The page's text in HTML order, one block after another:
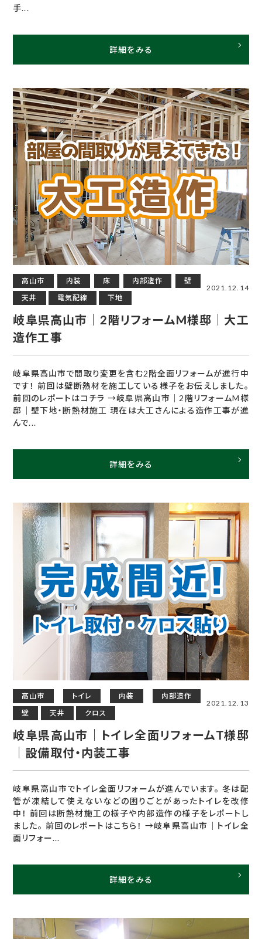
手...
詳細をみる
高山市 内装 床 内部造作
壁
天井
電気配線 下地
2021.12.14
岐阜県高山市｜2階リフォームM様邸｜大工
造作工事
岐阜県高山市で間取り変更を含む2階全面リフォームが進行中
です！ 前回は壁断熱材を施工している様子をお伝えしました。
前回のレポートはコチラ →岐阜県高山市｜2階リフォームM様
邸｜壁下地・断熱材施工 現在は大工さんによる造作工事が進
んで...
詳細をみる
高山市 トイレ 内装
内部造作
壁
天井 クロス
2021.12.13
岐阜県高山市｜トイレ全面リフォームT様邸
｜設備取付・内装工事
岐阜県高山市でトイレ全面リフォームが進んでいます。 冬は配
管が凍結して使えないなどの困りごとがあったトイレを改修
中！ 前回は断熱材施工の様子や内部造作の様子をレポートし
ました。 前回のレポートはこちら！ →岐阜県高山市｜トイレ全
面リフォー...
詳細をみる